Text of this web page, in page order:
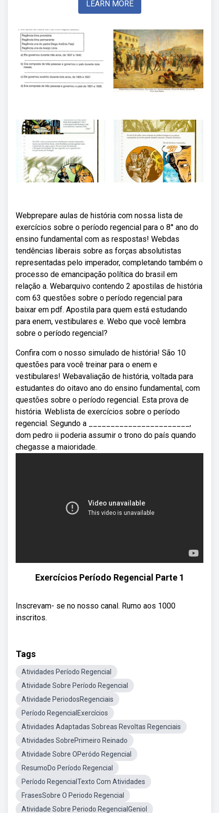
LEARN MORE
Webprepare aulas de história com nossa lista de
exercícios sobre o período regencial para o 8° ano do
ensino fundamental com as respostas! Webdas
tendências liberais sobre as forças absolutistas
representadas pelo imperador, completando também o
processo de emancipação política do brasil em
relação a. Webarquivo contendo 2 apostilas de história
com 63 questões sobre o período regencial para
baixar em pdf. Apostila para quem está estudando
para enem, vestibulares e. Webo que você lembra
sobre o período regencial?
Confira com o nosso simulado de história! São 10
questões para você treinar para o enem e
vestibulares! Webavaliação de história, voltada para
estudantes do oitavo ano do ensino fundamental, com
questões sobre o período regencial. Esta prova de
história. Weblista de exercícios sobre o período
regencial. Segundo a _______________________,
dom pedro ii poderia assumir o trono do país quando
chegasse a maioridade.
Exercícios Período Regencial Parte 1
Inscrevam- se no nosso canal. Rumo aos 1000
inscritos.
Tags
Atividades Período Regencial
Atividade Sobre Período Regencial
Atividade PeriodosRegenciais
Período RegencialExercícios
Atividades Adaptadas Sobreas Revoltas Regenciais
Atividades SobrePrimeiro Reinado
Atividade Sobre OPeródo Regencial
ResumoDo Período Regencial
Período RegencialTexto Com Atividades
FrasesSobre O Periodo Regencial
Atividade Sobre Periodo RegencialGeniol